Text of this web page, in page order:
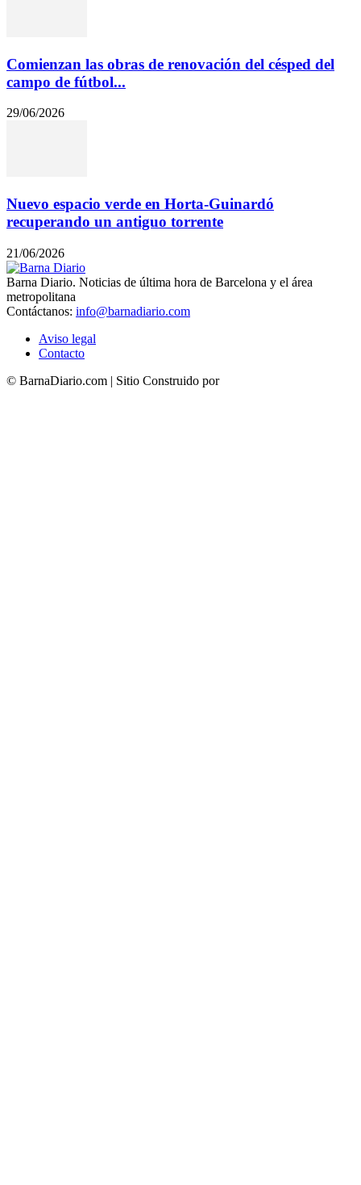
Comienzan las obras de renovación del césped del
campo de fútbol...
29/06/2026
Nuevo espacio verde en Horta-Guinardó
recuperando un antiguo torrente
21/06/2026
Barna Diario. Noticias de última hora de Barcelona y el área
metropolitana
Contáctanos: info@barnadiario.com
Aviso legal
Contacto
© BarnaDiario.com | Sitio Construido por